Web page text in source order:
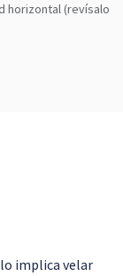
horizontal (revísalo
implica velar